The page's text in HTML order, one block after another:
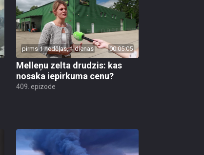
pirms 1 nedēļas, 1 dienas 00:05:05
Melleņu zelta drudzis: kas
nosaka iepirkuma cenu?
409. epizode